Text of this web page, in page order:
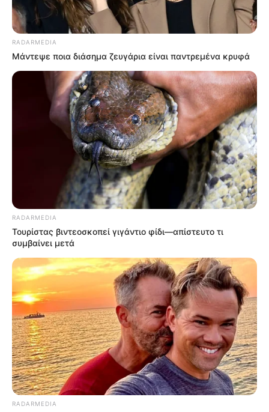
RADARMEDIA
Μάντεψε ποια διάσημα ζευγάρια είναι παντρεμένα κρυφά
RADARMEDIA
Τουρίστας βιντεοσκοπεί γιγάντιο φίδι—απίστευτο τι
συμβαίνει μετά
RADARMEDIA